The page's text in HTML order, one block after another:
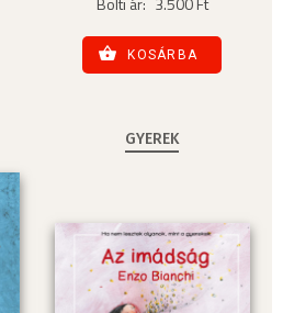
KOSÁRBA
GYEREK